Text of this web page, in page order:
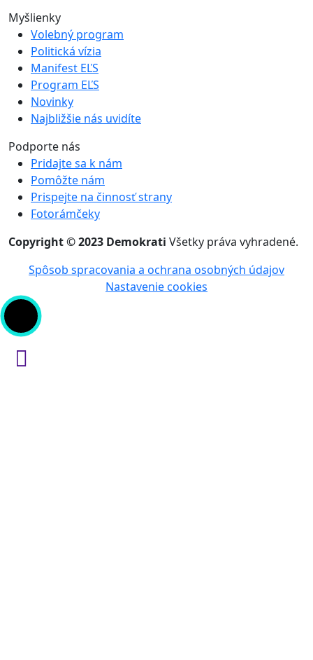
Myšlienky
Volebný program
Politická vízia
Manifest EĽS
Program EĽS
Novinky
Najbližšie nás uvidíte
Podporte nás
Pridajte sa k nám
Pomôžte nám
Prispejte na činnosť strany
Fotorámčeky
Copyright © 2023 Demokrati Všetky práva vyhradené.
Spôsob spracovania a ochrana osobných údajov
Nastavenie cookies